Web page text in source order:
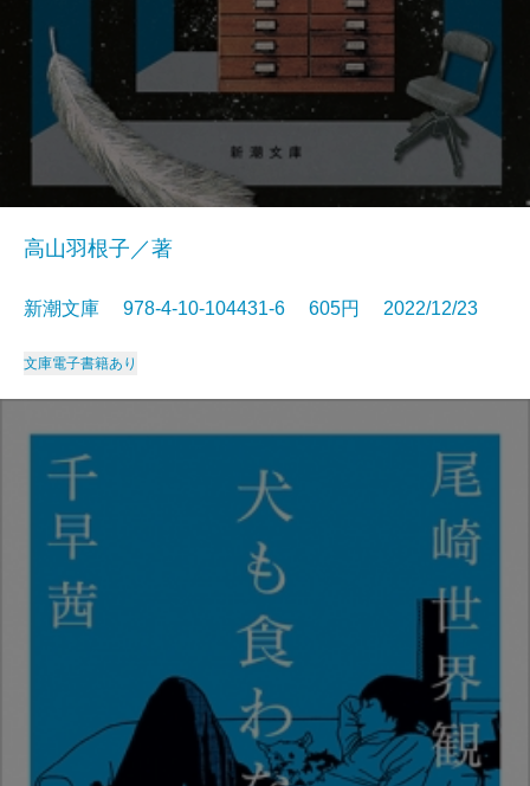
高山羽根子／著
新潮文庫 978-4-10-104431-6 605円 2022/12/23
文庫電子書籍あり